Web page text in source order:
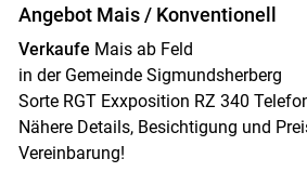
Angebot Mais / Konventionell
Verkaufe Mais ab Feld
in der Gemeinde Sigmundsherberg
Sorte RGT Exxposition RZ 340
Nähere Details, Besichtigung und
Vereinbarung!